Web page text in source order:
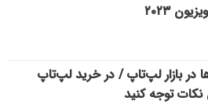
۲۰۲۳
بازار لپ‌تاپ / در خرید لپ‌تاپ
توجه کنید